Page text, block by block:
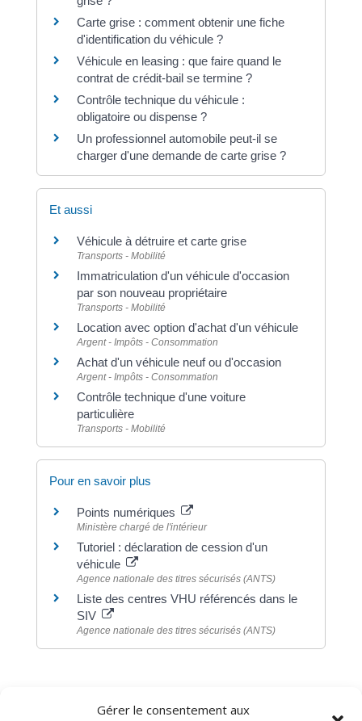
Gérer le consentement aux
Carte grise : comment obtenir une fiche
d'identification du véhicule ?
Véhicule en leasing : que faire quand le
contrat de crédit-bail se termine ?
Contrôle technique du véhicule :
obligatoire ou dispense ?
Un professionnel automobile peut-il se
charger d'une demande de carte grise ?
Et aussi
Véhicule à détruire et carte grise
Transports - Mobilité
Immatriculation d'un véhicule d'occasion
par son nouveau propriétaire
Transports - Mobilité
Location avec option d'achat d'un véhicule
Argent - Impôts - Consommation
Achat d'un véhicule neuf ou d'occasion
Argent - Impôts - Consommation
Contrôle technique d'une voiture
particulière
Transports - Mobilité
Pour en savoir plus
Points numériques
Ministère chargé de l'intérieur
Tutoriel : déclaration de cession d'un
véhicule
Agence nationale des titres sécurisés (ANTS)
Liste des centres VHU référencés dans le
SIV
Agence nationale des titres sécurisés (ANTS)
Direction de l'information légale et administrative